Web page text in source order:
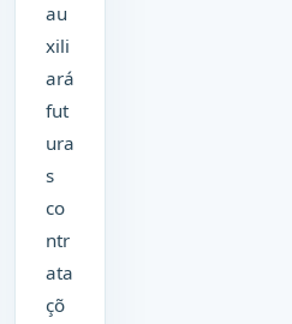
au
xili
ará
fut
ura
s
co
ntr
ata
çõ